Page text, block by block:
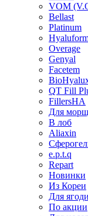
VOM
Bellast
Platinum
Overage
Genyal
Facetem
QT Fill
FillersHA
Для
В лоб
Aliaxin
e.p.t.q
Repart
Новинки
Из Кореи
Для
По акции